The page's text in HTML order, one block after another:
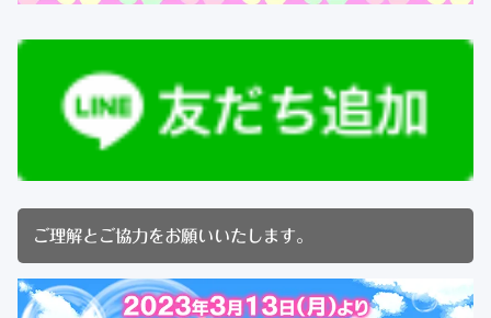
ご理解とご協力をお願いいたします。